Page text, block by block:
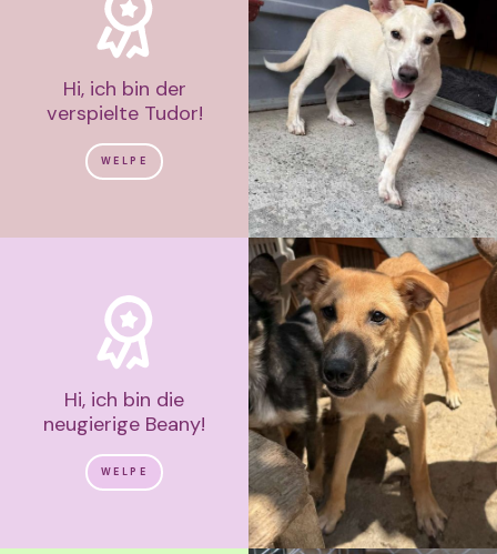
Hi, ich bin der
verspielte Tudor!
WELPE
Hi, ich bin die
neugierige Beany!
WELPE